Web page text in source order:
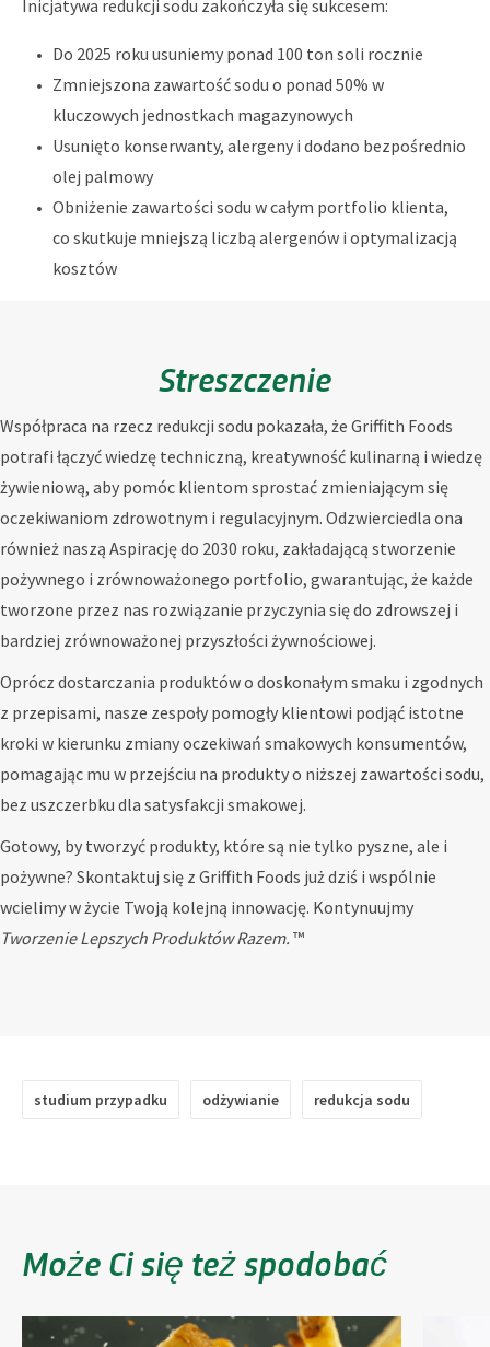
Inicjatywa redukcji sodu zakończyła się sukcesem:
Do 2025 roku usuniemy ponad 100 ton soli rocznie
Zmniejszona zawartość sodu o ponad 50% w
kluczowych jednostkach magazynowych
Usunięto konserwanty, alergeny i dodano bezpośrednio
olej palmowy
Obniżenie zawartości sodu w całym portfolio klienta,
co skutkuje mniejszą liczbą alergenów i optymalizacją
kosztów
Streszczenie
Współpraca na rzecz redukcji sodu pokazała, że ​​Griffith Foods
potrafi łączyć wiedzę techniczną, kreatywność kulinarną i wiedzę
żywieniową, aby pomóc klientom sprostać zmieniającym się
oczekiwaniom zdrowotnym i regulacyjnym. Odzwierciedla ona
również naszą Aspirację do 2030 roku, zakładającą stworzenie
pożywnego i zrównoważonego portfolio, gwarantując, że każde
tworzone przez nas rozwiązanie przyczynia się do zdrowszej i
bardziej zrównoważonej przyszłości żywnościowej.
Oprócz dostarczania produktów o doskonałym smaku i zgodnych
z przepisami, nasze zespoły pomogły klientowi podjąć istotne
kroki w kierunku zmiany oczekiwań smakowych konsumentów,
pomagając mu w przejściu na produkty o niższej zawartości sodu,
bez uszczerbku dla satysfakcji smakowej.
Gotowy, by tworzyć produkty, które są nie tylko pyszne, ale i
pożywne? Skontaktuj się z Griffith Foods już dziś i wspólnie
wcielimy w życie Twoją kolejną innowację. Kontynuujmy
Tworzenie Lepszych Produktów Razem. ™
studium przypadku odżywianie redukcja sodu
Może Ci się też spodobać